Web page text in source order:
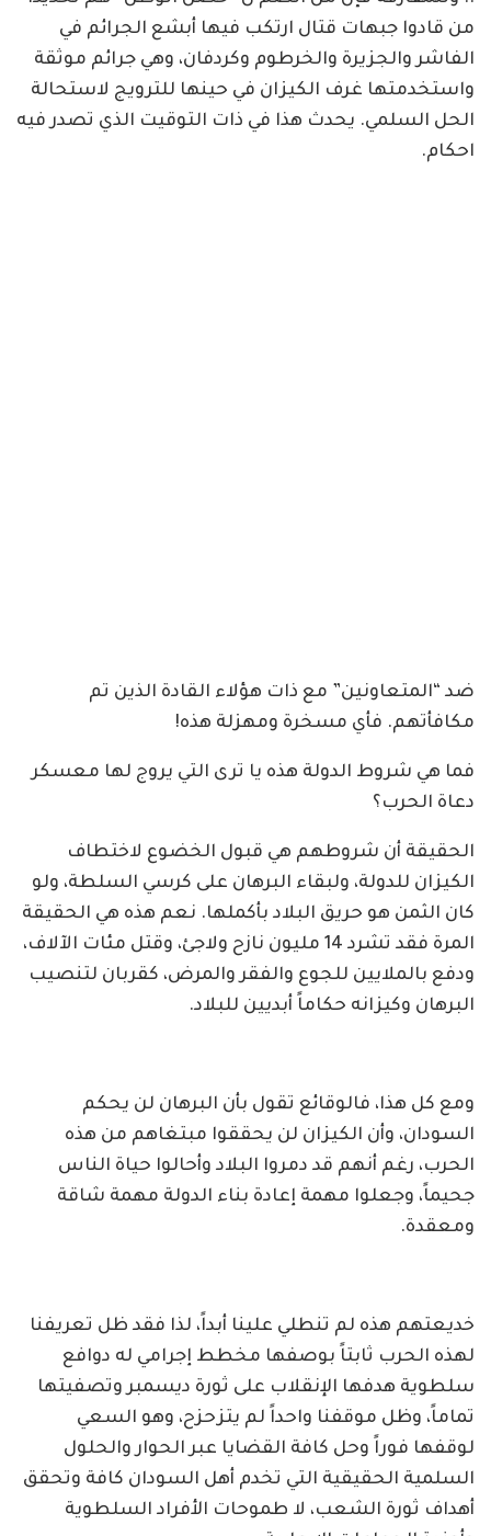
من قادوا جبهات قتال ارتكب فيها أبشع الجرائم في
الفاشر والجزيرة والخرطوم وكردفان، وهي جرائم موثقة
واستخدمتها غرف الكيزان في حينها للترويج لاستحالة
الحل السلمي. يحدث هذا في ذات التوقيت الذي تصدر فيه
احكام.
ضد “المتعاونين” مع ذات هؤلاء القادة الذين تم
مكافأتهم. فأي مسخرة ومهزلة هذه!
فما هي شروط الدولة هذه يا ترى التي يروج لها معسكر
دعاة الحرب؟
الحقيقة أن شروطهم هي قبول الخضوع لاختطاف
الكيزان للدولة، ولبقاء البرهان على كرسي السلطة، ولو
كان الثمن هو حريق البلاد بأكملها. نعم هذه هي الحقيقة
المرة فقد تشرد 14 مليون نازح ولاجئ، وقتل مئات الآلاف،
ودفع بالملايين للجوع والفقر والمرض، كقربان لتنصيب
البرهان وكيزانه حكاماً أبديين للبلاد.
ومع كل هذا، فالوقائع تقول بأن البرهان لن يحكم
السودان، وأن الكيزان لن يحققوا مبتغاهم من هذه
الحرب، رغم أنهم قد دمروا البلاد وأحالوا حياة الناس
جحيماً، وجعلوا مهمة إعادة بناء الدولة مهمة شاقة
ومعقدة.
خديعتهم هذه لم تنطلي علينا أبداً، لذا فقد ظل تعريفنا
لهذه الحرب ثابتاً بوصفها مخطط إجرامي له دوافع
سلطوية هدفها الإنقلاب على ثورة ديسمبر وتصفيتها
تماماً، وظل موقفنا واحداً لم يتزحزح، وهو السعي
لوقفها فوراً وحل كافة القضايا عبر الحوار والحلول
السلمية الحقيقية التي تخدم أهل السودان كافة وتحقق
أهداف ثورة الشعب، لا طموحات الأفراد السلطوية